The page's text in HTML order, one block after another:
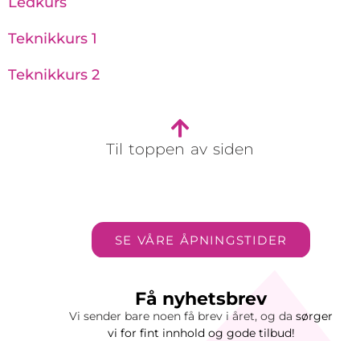
Teknikkurs 1
Teknikkurs 2
Til toppen av siden
SE VÅRE ÅPNINGSTIDER
Få nyhetsbrev
Vi sender bare noen få brev i året, og da sørger
vi for fint innhold og gode tilbud!